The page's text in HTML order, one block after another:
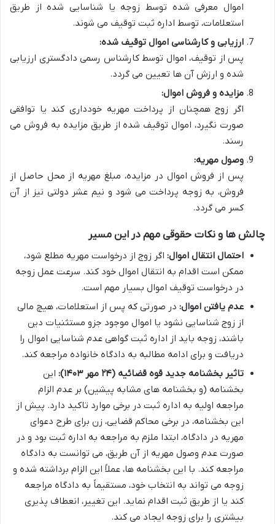
اموال معرفی شده توسط زوجه یا شناسایی شده از طریق
استعلامات، توسط اداره ثبت توقیف می شوند.
ارزیابی و کارشناسی اموال توقیف شده:
پس از توقیف، اموال توسط کارشناس رسمی دادگستری ارزیابی
شده و ارزش آن ها تعیین می گردد.
مزایده و فروش اموال:
اگر زوج همچنان از پرداخت مهریه خودداری کند یا توافقی
صورت نگیرد، اموال توقیف شده از طریق مزایده به فروش می
رسند.
وصول مهریه:
پس از فروش اموال در مزایده، مبلغ مهریه از محل حاصل از
فروش، به زوجه پرداخت می شود و نیم عشر دولتی نیز از آن
کسر می گردد.
چالش ها و نکات حقوقی مهم در این مسیر
احتمال انتقال اموال: اگر زوج از درخواست مهریه مطلع شود،
ممکن است اقدام به انتقال اموال خود کند. سرعت عمل زوجه
در درخواست توقیف اموال بسیار مهم است.
عدم یافتن اموال: در صورتی که پس از استعلامات، هیچ مالی
از زوج شناسایی نشود یا اموال موجود جزو مستثنیات دین
باشند، زوجه باید از اداره ثبت گواهی عدم شناسایی اموال را
دریافت و برای ادامه مطالبه به دادگاه خانواده مراجعه کند.
تاثیر بخشنامه جدید قوه قضائیه (۲۴ مهر ۱۴۰۳):
این
بخشنامه (و بخشنامه های مشابه پیشین) بر عدم الزام
مراجعه اولیه به اداره ثبت در برخی موارد تاکید دارد. پیش از
این بخشنامه، در برخی محاکم قضایی، زن برای طرح دعوای
مهریه در دادگاه، ابتدا ملزم به مراجعه به اداره ثبت بود و در
صورت عدم وصول مهریه از آن طریق، می توانست به دادگاه
مراجعه کند. با این بخشنامه ها، عملاً این الزام برداشته شده و
زوجه می تواند به انتخاب خود، مستقیماً به دادگاه مراجعه
کند یا از طریق ثبت اقدام نماید. این تغییر، انعطاف پذیری
بیشتری را برای زوجه ایجاد می کند.